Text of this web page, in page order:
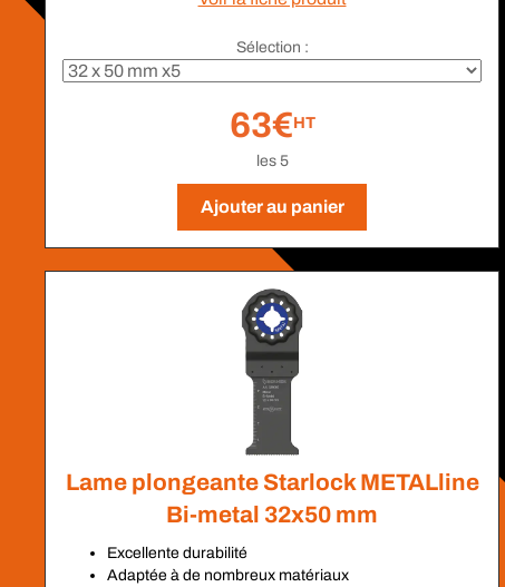
Sélection :
63€HT
les 5
Ajouter au panier
Lame plongeante Starlock METALline
Bi-metal 32x50 mm
Excellente durabilité
Adaptée à de nombreux matériaux